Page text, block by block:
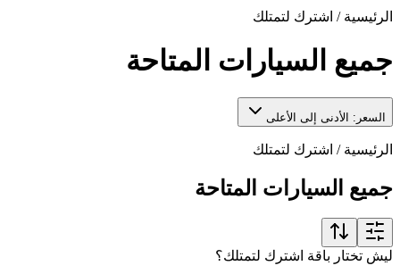
الرئيسية / اشترك لتمتلك
جميع السيارات المتاحة
السعر: الأدنى إلى الأعلى
الرئيسية / اشترك لتمتلك
جميع السيارات المتاحة
ليش تختار باقة اشترك لتمتلك؟